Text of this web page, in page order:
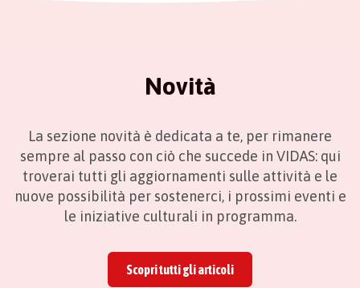
Novità
La sezione novità è dedicata a te, per rimanere
sempre al passo con ciò che succede in VIDAS: qui
troverai tutti gli aggiornamenti sulle attività e le
nuove possibilità per sostenerci, i prossimi eventi e
le iniziative culturali in programma.
Scopri tutti gli articoli